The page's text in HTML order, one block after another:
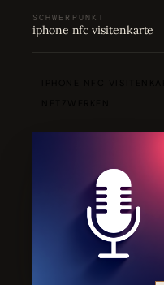
SCHWERPUNKT
iphone nfc visitenkarte